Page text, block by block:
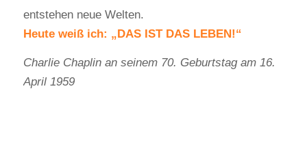
entstehen neue Welten.
Heute weiß ich: „DAS IST DAS LEBEN!“
Charlie Chaplin an seinem 70. Geburtstag am 16.
April 1959